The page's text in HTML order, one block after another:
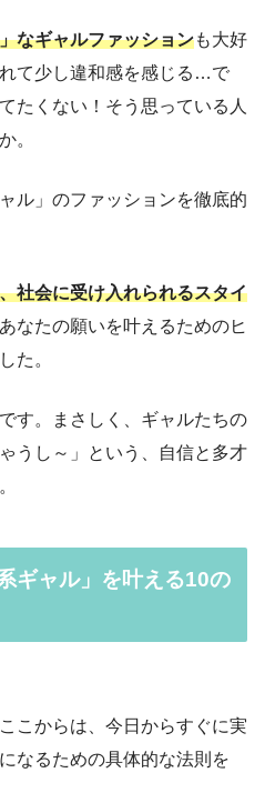
なギャルファッションも大好
て少し違和感を感じる…で
たくない！そう思っている人
。
ル」のファッションを徹底的
社会に受け入れられるスタイ
なたの願いを叶えるためのヒ
た。
す。まさしく、ギャルたちの
うし～」という、自信と多才
ギャル」を叶える10の
こからは、今日からすぐに実
なるための具体的な法則を